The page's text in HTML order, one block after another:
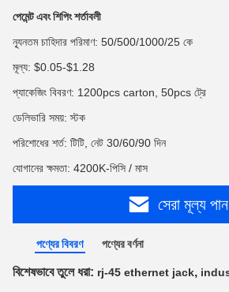
পেমেন্ট এবং শিপিং শর্তাবলী
ন্যূনতম চাহিদার পরিমাণ: 50/500/1000/25 কে
মূল্য: $0.05-$1.28
প্যাকেজিং বিবরণ: 1200pcs carton, 50pcs ট্রে
ডেলিভারি সময়: স্টক
পরিশোধের শর্ত: টিটি, নেট 30/60/90 দিন
যোগানের ক্ষমতা: 4200K-পিসি / মাস
সেরা মূল্য পান
পণ্যের বিবরণ পণ্যের বর্ণনা
বিশেষভাবে তুলে ধরা: rj-45 ethernet jack,